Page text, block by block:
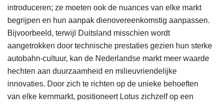
introduceren; ze moeten ook de nuances van elke markt
begrijpen en hun aanpak dienovereenkomstig aanpassen.
Bijvoorbeeld, terwijl Duitsland misschien wordt
aangetrokken door technische prestaties gezien hun sterke
autobahn-cultuur, kan de Nederlandse markt meer waarde
hechten aan duurzaamheid en milieuvriendelijke
innovaties. Door zich te richten op de unieke behoeften
van elke kernmarkt, positioneert Lotus zichzelf op een